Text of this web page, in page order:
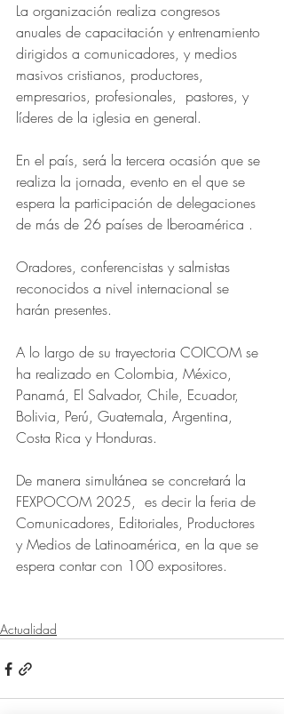
La organización realiza congresos
anuales de capacitación y entrenamiento
dirigidos a comunicadores, y medios
masivos cristianos, productores,
empresarios, profesionales,  pastores, y
líderes de la iglesia en general.
En el país, será la tercera ocasión que se
realiza la jornada, evento en el que se
espera la participación de delegaciones
de más de 26 países de Iberoamérica .
Oradores, conferencistas y salmistas
reconocidos a nivel internacional se
harán presentes.
A lo largo de su trayectoria COICOM se
ha realizado en Colombia, México,
Panamá, El Salvador, Chile, Ecuador,
Bolivia, Perú, Guatemala, Argentina,
Costa Rica y Honduras.
De manera simultánea se concretará la
FEXPOCOM 2025,  es decir la feria de
Comunicadores, Editoriales, Productores
y Medios de Latinoamérica, en la que se
espera contar con 100 expositores.
Actualidad